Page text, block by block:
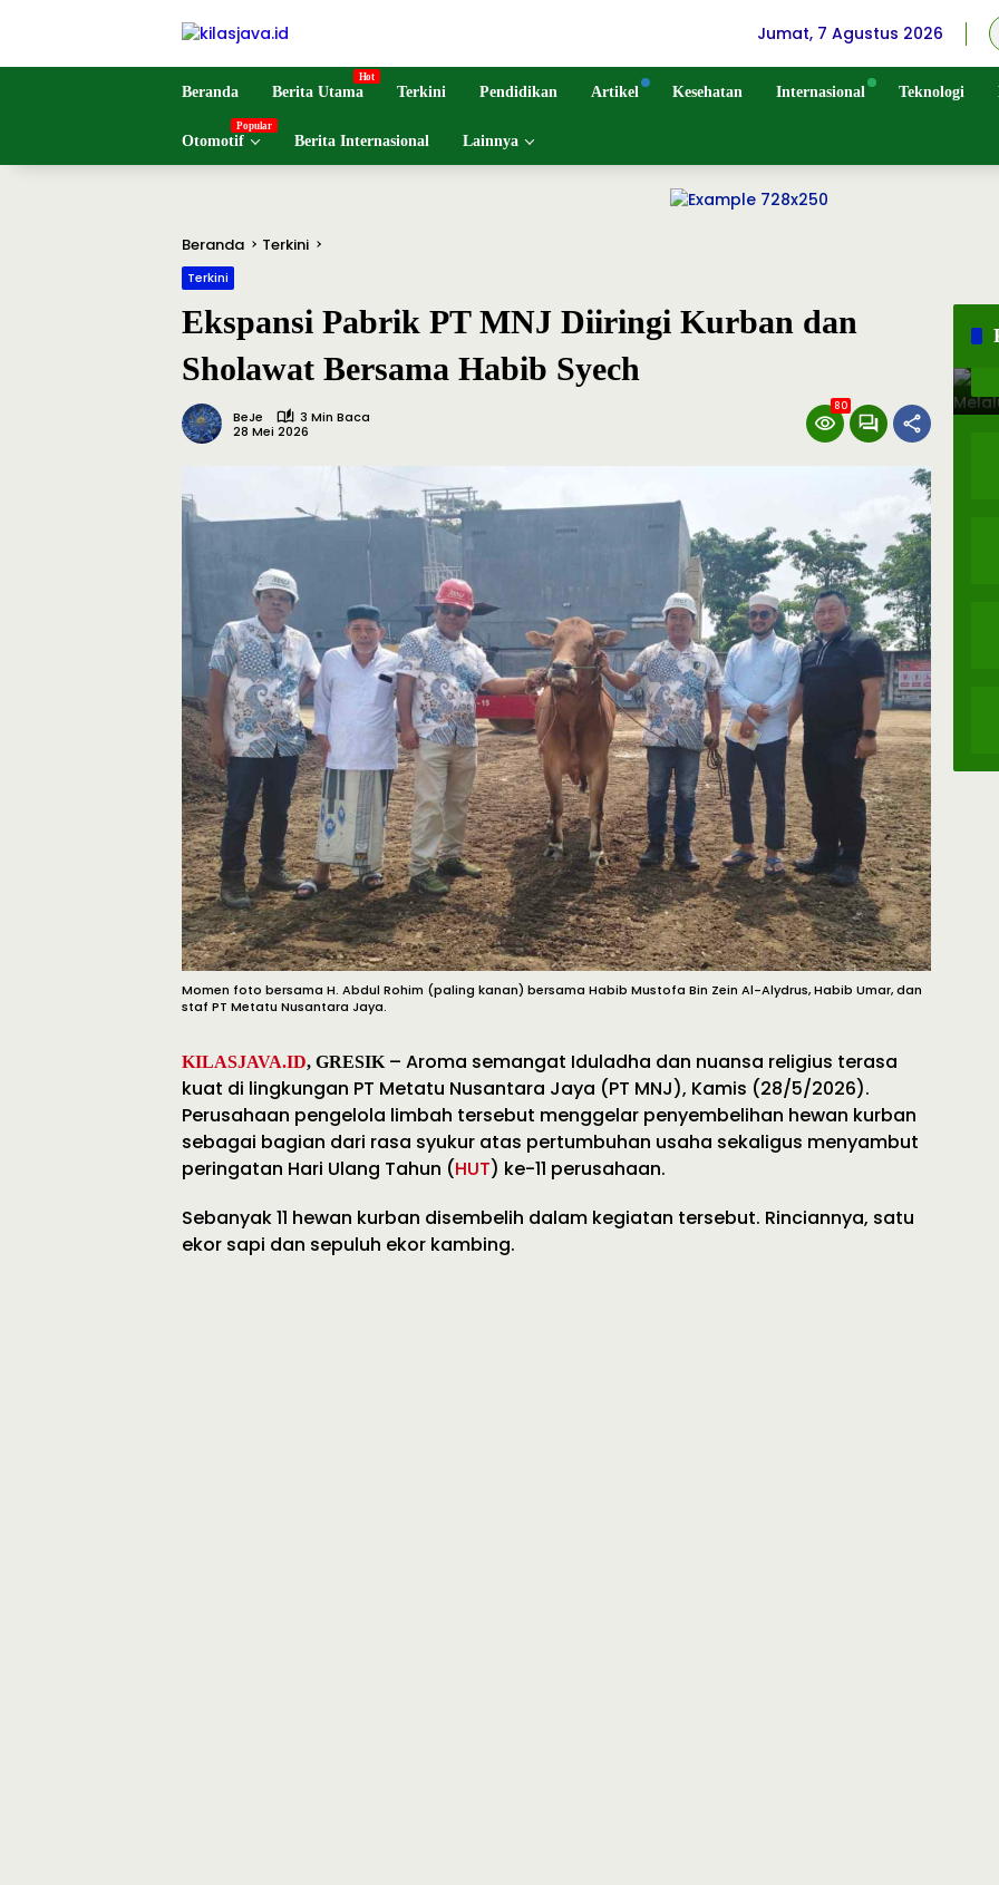
Jumat, 7 Agustus 2026
Beranda Berita Utama Terkini Pendidikan Artikel Kesehatan Internasional Teknologi
Otomotif Berita Internasional Lainnya
Beranda Terkini
Terkini
Ekspansi Pabrik PT MNJ Diiringi Kurban dan
Sholawat Bersama Habib Syech
BeJe
3 Min Baca
28 Mei 2026
80
Momen foto bersama H. Abdul Rohim (paling kanan) bersama Habib Mustofa Bin Zein Al-Alydrus, Habib Umar, dan
staf PT Metatu Nusantara Jaya.
KILASJAVA.ID, GRESIK– Aroma semangat Iduladha dan nuansa religius terasa
kuat di lingkungan PT Metatu Nusantara Jaya (PT MNJ), Kamis (28/5/2026).
Perusahaan pengelola limbah tersebut menggelar penyembelihan hewan kurban
sebagai bagian dari rasa syukur atas pertumbuhan usaha sekaligus menyambut
peringatan Hari Ulang Tahun (HUT) ke-11 perusahaan.
Sebanyak 11 hewan kurban disembelih dalam kegiatan tersebut. Rinciannya, satu
ekor sapi dan sepuluh ekor kambing.